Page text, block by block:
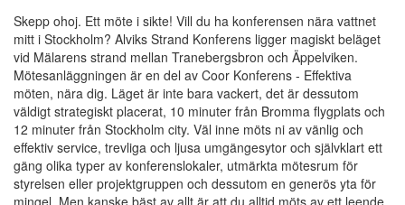
Skepp ohoj. Ett möte i sikte! Vill du ha konferensen nära vattnet
mitt i Stockholm? Alviks Strand Konferens ligger magiskt beläget
vid Mälarens strand mellan Tranebergsbron och Äppelviken.
Mötesanläggningen är en del av Coor Konferens - Effektiva
möten, nära dig. Läget är inte bara vackert, det är dessutom
väldigt strategiskt placerat, 10 minuter från Bromma flygplats och
12 minuter från Stockholm city. Väl inne möts ni av vänlig och
effektiv service, trevliga och ljusa umgängesytor och självklart ett
gäng olika typer av konferenslokaler, utmärkta mötesrum för
styrelsen eller projektgruppen och dessutom en generös yta för